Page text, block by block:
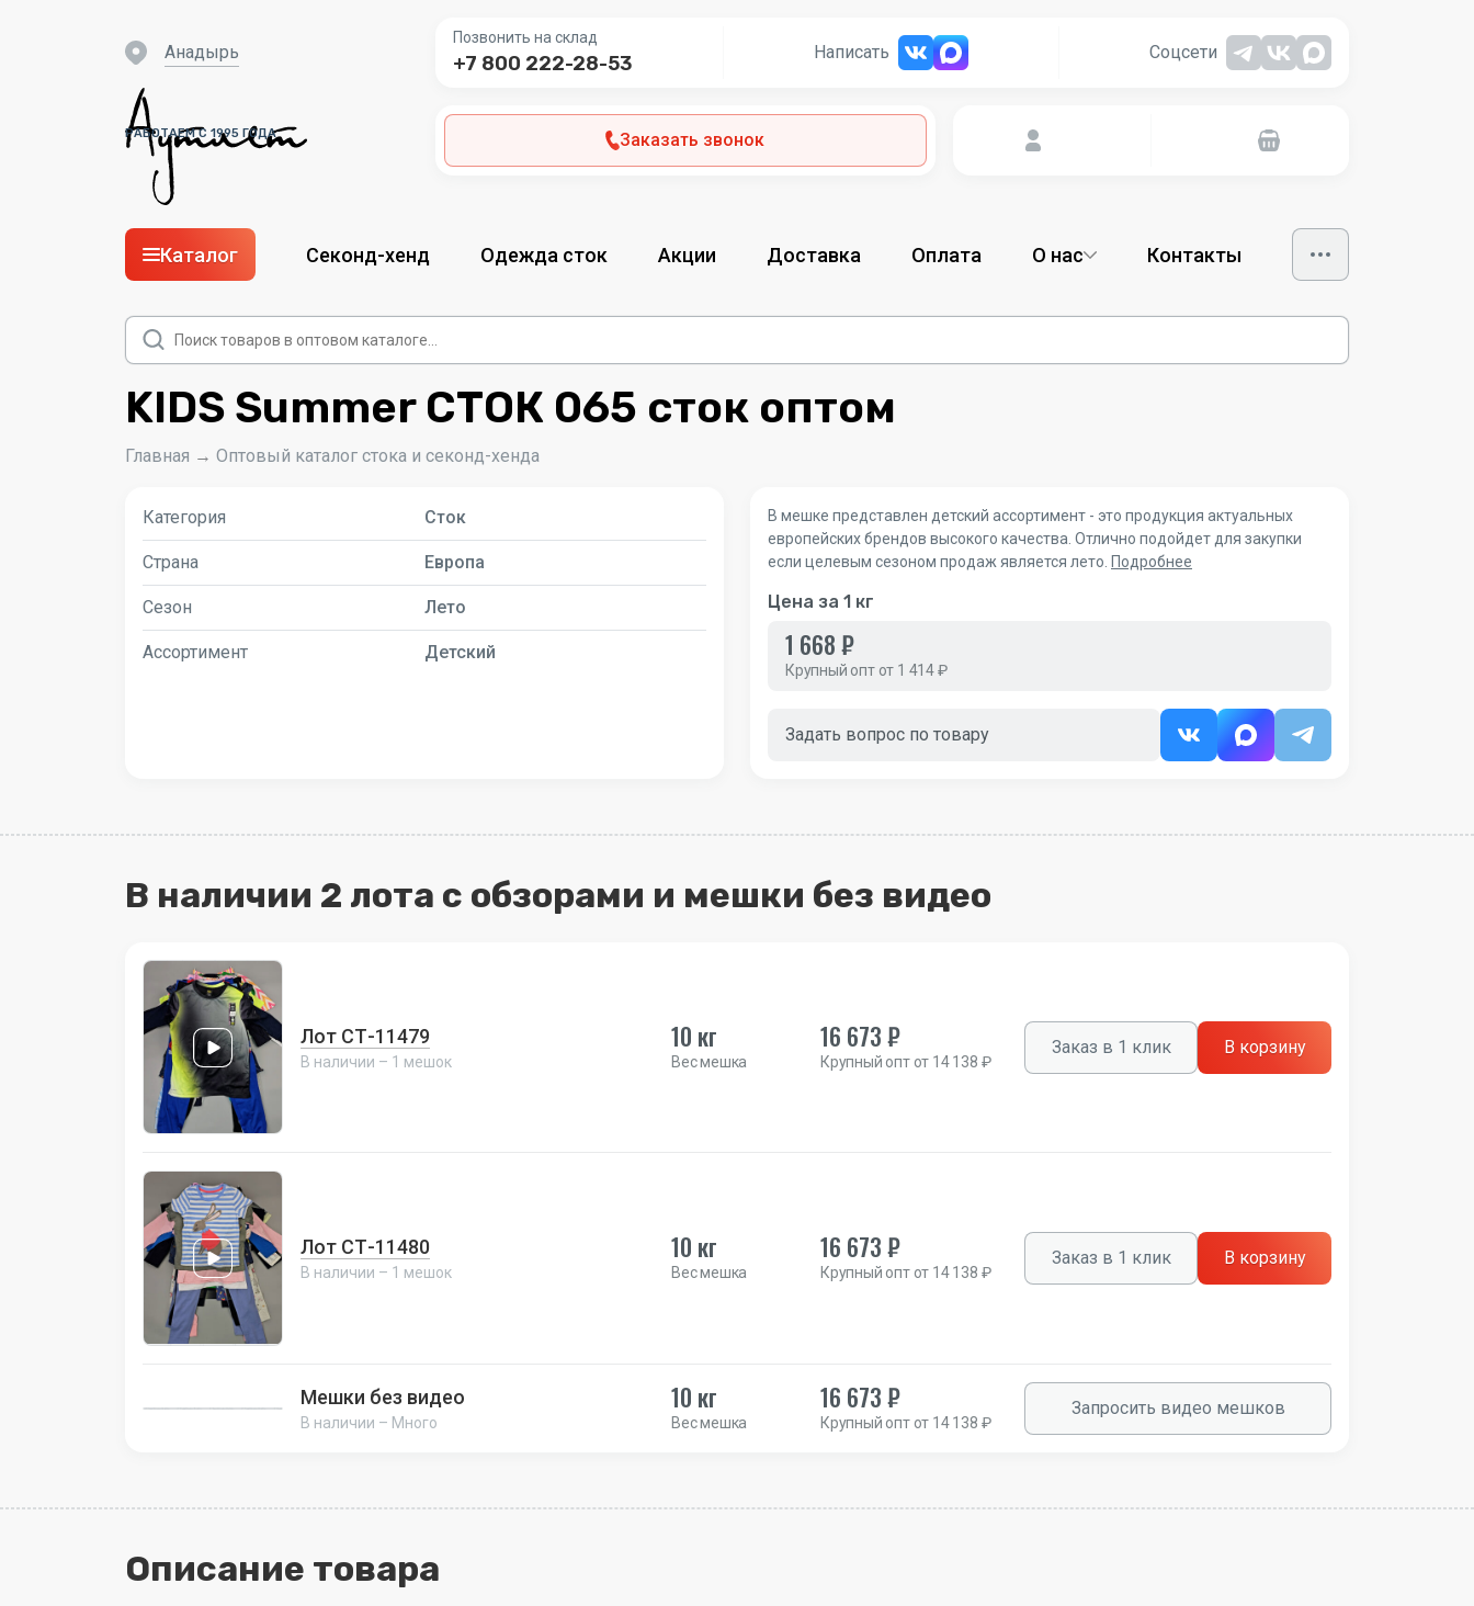
РАБОТАЕМ С 1995 ГОДА
Анадырь
Позвонить на склад
+7 800 222-28-53 Написать Соцсети
Заказать звонок
Каталог Секонд-хенд Одежда сток Акции Доставка Оплата О нас Контакты
Поиск
товаров
KIDS Summer СТОК 065 сток оптом
Главная → Оптовый каталог стока и секонд-хенда
Категория Сток
Страна Европа
Сезон Лето
Ассортимент Детский
В мешке представлен детский ассортимент - это продукция актуальных
европейских брендов высокого качества. Отлично подойдет для закупки
если целевым сезоном продаж является лето. Подробнее
Цена за 1 кг
1 668 ₽
Крупный опт от 1 414 ₽
Задать вопрос по товару
В наличии 2 лота с обзорами и мешки без видео
Лот СТ-11479
В наличии – 1 мешок
10 кг
Вес мешка
16 673 ₽
Крупный опт от 14 138 ₽
Заказ в 1 клик В корзину
Лот СТ-11480
В наличии – 1 мешок
10 кг
Вес мешка
16 673 ₽
Крупный опт от 14 138 ₽
Заказ в 1 клик В корзину
Мешки без видео
В наличии – Много
10 кг
Вес мешка
16 673 ₽
Крупный опт от 14 138 ₽
Запросить видео мешков
Описание товара